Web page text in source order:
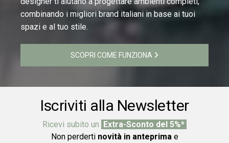
combinando i migliori brand italiani in base ai tuoi
spazi e al tuo stile.
SCOPRI COME FUNZIONA
Iscriviti alla Newsletter
Ricevi subito un Extra-Sconto del 5%*
Non perderti novità in anteprimae